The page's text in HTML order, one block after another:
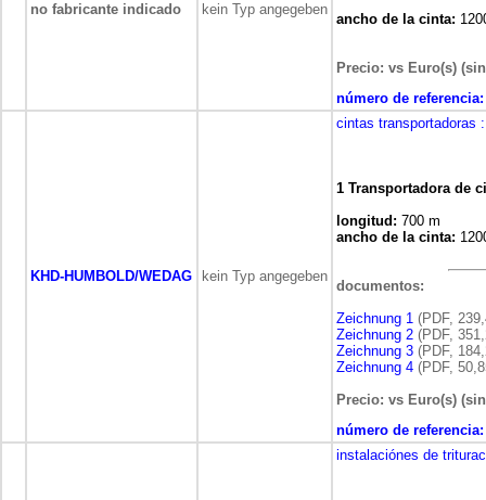
no fabricante indicado kein Typ angegeben
ancho de la cinta:
Precio: vs Euro(s)
número de referencia:
KHD-HUMBOLD/WEDAG kein Typ angegeben
cintas transportadoras
1 Transportadora de
longitud: 700 m
ancho de la cinta:
documentos:
Zeichnung 1 (PDF,
Zeichnung 2 (PDF,
Zeichnung 3 (PDF,
Zeichnung 4 (PDF,
Precio: vs Euro(s)
número de referencia:
instalaciónes de